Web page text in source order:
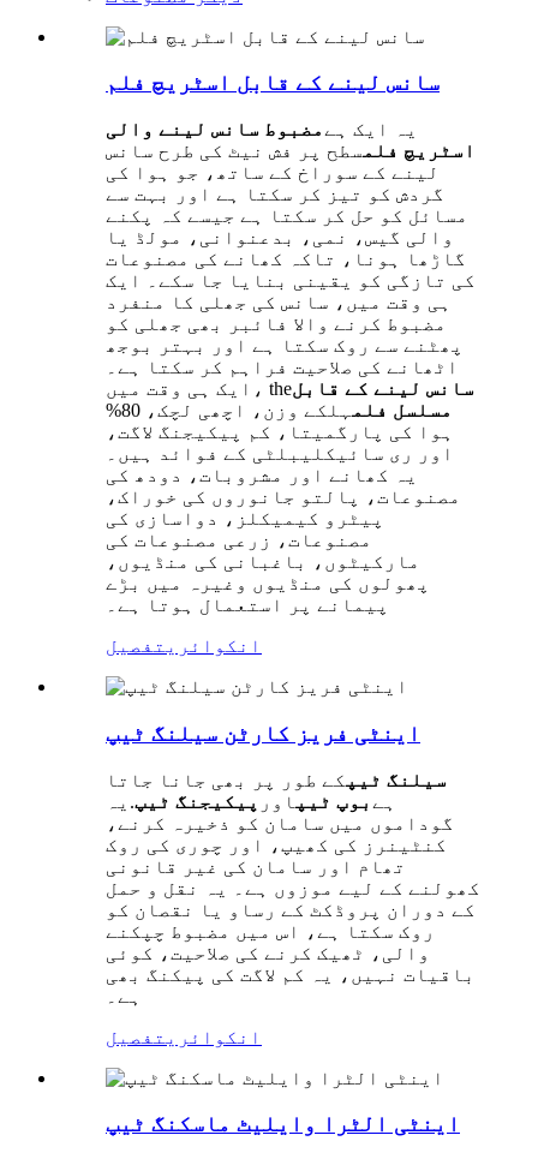
سانس لینے کے قابل اسٹریچ فلم
یہ ایک ہے مضبوط سانس لینے والی
اسٹریچ فلمسطح پر فش نیٹ کی طرح سانس
لینے کے سوراخ کے ساتھ، جو ہوا کی
گردش کو تیز کر سکتا ہے اور بہت سے
مسائل کو حل کر سکتا ہے جیسے کہ پکنے
والی گیس، نمی، بدعنوانی، مولڈ یا
گاڑھا ہونا، تاکہ کھانے کی مصنوعات
کی تازگی کو یقینی بنایا جا سکے۔ ایک
ہی وقت میں، سانس کی جھلی کا منفرد
مضبوط کرنے والا فائبر بھی جھلی کو
پھٹنے سے روک سکتا ہے اور بہتر بوجھ
اٹھانے کی صلاحیت فراہم کر سکتا ہے۔
ایک ہی وقت میں، theسانس لینے کے قابل
مسلسل فلم
ہلکے وزن، اچھی لچک، 80%
ہوا کی پارگمیتا، کم پیکیجنگ لاگت،
اور ری سائیکلیبلٹی کے فوائد ہیں۔
یہ کھانے اور مشروبات، دودھ کی
مصنوعات، پالتو جانوروں کی خوراک،
پیٹرو کیمیکلز، دواسازی کی
مصنوعات، زرعی مصنوعات کی
مارکیٹوں، باغبانی کی منڈیوں،
پھولوں کی منڈیوں وغیرہ میں بڑے
پیمانے پر استعمال ہوتا ہے۔
انکوائری تفصیل
اینٹی فریز کارٹن سیلنگ ٹیپ
سیلنگ ٹیپکے طور پر بھی جانا جاتا
ہے بوپ ٹیپ اور پیکیجنگ ٹیپ.یہ
گوداموں میں سامان کو ذخیرہ کرنے،
کنٹینرز کی کھیپ، اور چوری کی روک
تھام اور سامان کی غیر قانونی
کھولنے کے لیے موزوں ہے۔ یہ نقل و حمل
کے دوران پروڈکٹ کے رساو یا نقصان کو
روک سکتا ہے، اس میں مضبوط چپکنے
والی، ٹھیک کرنے کی صلاحیت، کوئی
باقیات نہیں، یہ کم لاگت کی پیکنگ بھی
ہے۔
انکوائری تفصیل
اینٹی الٹرا وایلیٹ ماسکنگ ٹیپ